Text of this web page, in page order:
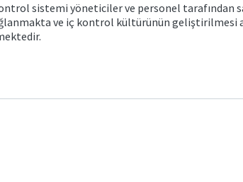
sistemi yöneticiler ve personel tarafından
ve iç kontrol kültürünün geliştirilmesi